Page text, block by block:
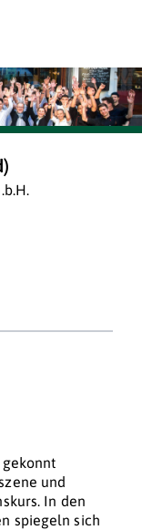
und
In den
spiegeln sich